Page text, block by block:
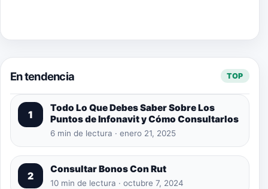
En tendencia TOP
1
Todo Lo Que Debes Saber Sobre Los
Puntos de Infonavit y Cómo Consultarlos
6 min de lectura · enero 21, 2025
2
Consultar Bonos Con Rut
10 min de lectura · octubre 7, 2024